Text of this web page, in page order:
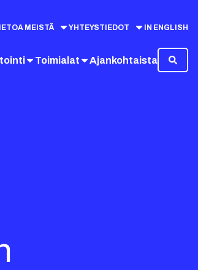
MEISTÄ YHTEYSTIEDOT IN ENGLISH
Toimialat Ajankohtaista